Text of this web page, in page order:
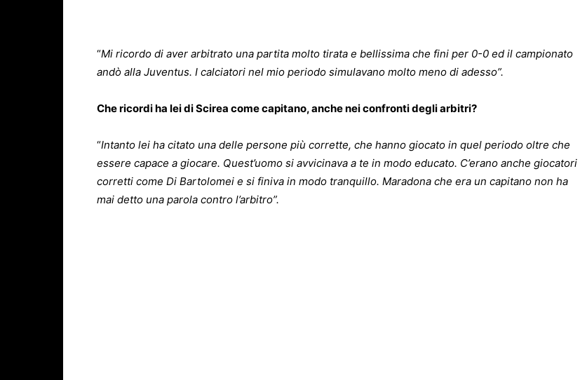
“Mi ricordo di aver arbitrato una partita molto tirata e bellissima che fini per 0-0 ed il campionato
andò alla Juventus. I calciatori nel mio periodo simulavano molto meno di adesso”.
Che ricordi ha lei di Scirea come capitano, anche nei confronti degli arbitri?
“Intanto lei ha citato una delle persone più corrette, che hanno giocato in quel periodo oltre che
essere capace a giocare. Quest’uomo si avvicinava a te in modo educato. C’erano anche giocatori
corretti come Di Bartolomei e si finiva in modo tranquillo. Maradona che era un capitano non ha
mai detto una parola contro l’arbitro”.